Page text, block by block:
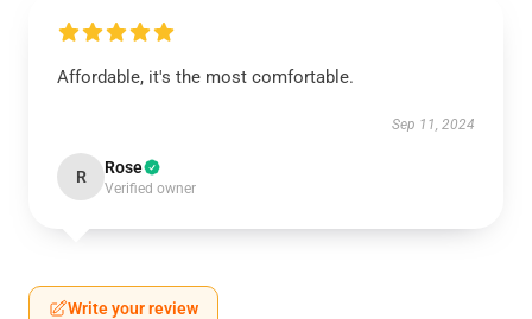
Affordable, it's the most comfortable.
Sep 11, 2024
R Rose
Verified owner
Write your review